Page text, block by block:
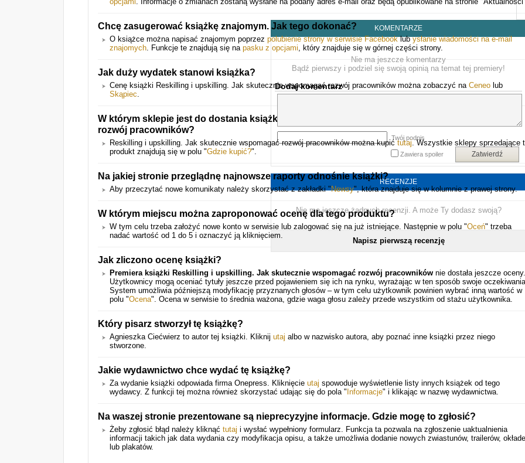
KOMENTARZE
Nie ma jeszcze komentarzy
Bądź pierwszy i podziel się swoją opinią na temat tej premiery!
Dodaj komentarz
Twój podpis
Zatwierdź
Zawiera spoiler
RECENZJE
Nie ma jeszcze żadnych recenzji. A może Ty dodasz swoją?
Napisz pierwszą recenzję
Chcę zasugerować książkę znajomym. Jak tego dokonać?
O książce można napisać znajomym poprzez polubienie strony w serwisie Facebooklubysłanie wiadomości na e-mail
znajomych. Funkcje te znajdują się na pasku z opcjami, który znajduje się w górnej części strony.
Jak duży wydatek stanowi książka?
Cenę książki Reskilling i upskilling. Jak skutecznie wspomagać rozwój pracowników można zobaczyć na Ceneo lub
Skąpiec.
W którym sklepie jest do dostania książka Reskilling i upskilling. Jak skutecznie wspomagać
rozwój pracowników?
Reskilling i upskilling. Jak skutecznie wspomagać rozwój pracowników można kupićtutaj. Wszystkie sklepy sprzedające
produkt znajdują się w polu "Gdzie kupić?".
Na jakiej stronie przeglądnę najnowsze raporty odnośnie książki?
Aby przeczytać nowe komunikaty należy skorzystać z zakładki "Newsy", która znajduje się w kolumnie z prawej strony.
W którym miejscu można zaproponować ocenę dla tego produktu?
W tym celu trzeba założyć nowe konto w serwisie lub zalogować się na już istniejące. Następnie w polu "Oceń" trzeba
nadać wartość od 1 do 5 i oznaczyć ją kliknięciem.
Jak zliczono ocenę książki?
Premiera książki Reskilling i upskilling. Jak skutecznie wspomagać rozwój pracowników nie dostała jeszcze oceny.
Użytkownicy mogą oceniać tytuły jeszcze przed pojawieniem się ich na rynku, wyrażając w ten sposób swoje
System umożliwia późniejszą modyfikację przyznanych głosów – w tym celu użytkownik powinien wybrać inną wartość w
polu "Ocena". Ocena w serwisie to średnia ważona, gdzie waga głosu zależy przede wszystkim od stażu użytkownika.
Który pisarz stworzył tę książkę?
Agnieszka Ciećwierz to autor tej książki. Kliknij utaj albo w nazwisko autora, aby poznać inne książki przez niego
stworzone.
Jakie wydawnictwo chce wydać tę książkę?
Za wydanie książki odpowiada firma Onepress. Kliknięcie utaj spowoduje wyświetlenie listy innych książek od tego
wydawcy. Z funkcji tej można również skorzystać udając się do pola " Informacje" i klikając w nazwę wydawnictwa.
Na waszej stronie prezentowane są nieprecyzyjne informacje. Gdzie mogę to zgłosić?
Żeby zgłosić błąd należy kliknąć tutaj i wysłać wypełniony formularz. Funkcja ta pozwala na zgłoszenie uaktualnienia
informacji takich jak data wydania czy modyfikacja opisu, a także umożliwia dodanie nowych zwiastunów, trailerów,
lub plakatów.